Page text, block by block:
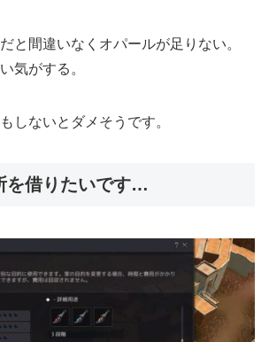
と間違いなくオパールが足りない。
気がする。
しないとダメそうです。
を借りたいです…